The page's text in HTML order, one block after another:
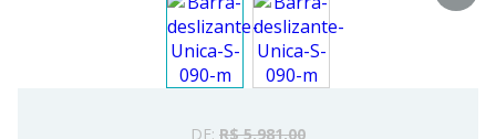
DE: R$ 5.981,00